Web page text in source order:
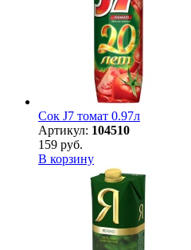
Сок J7 томат 0.97л
Артикул: 104510
159 руб.
В корзину